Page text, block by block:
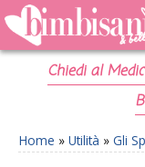
Chiedi al
Home » Utilità » Gli